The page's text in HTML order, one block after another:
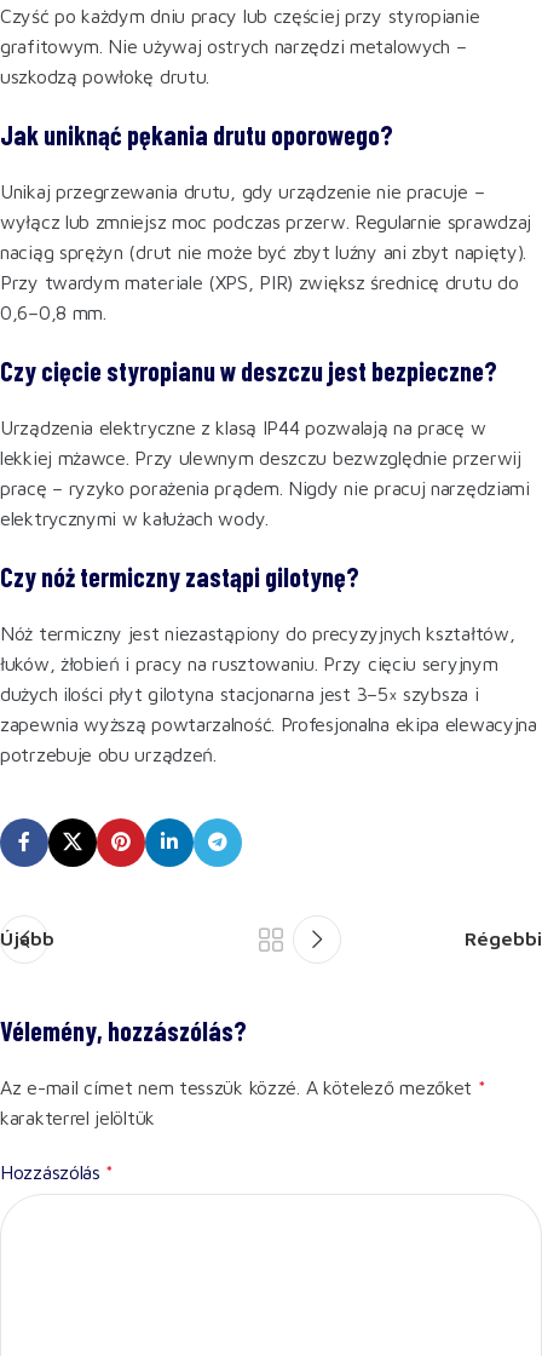
Czyść po każdym dniu pracy lub częściej przy styropianie
grafitowym. Nie używaj ostrych narzędzi metalowych –
uszkodzą powłokę drutu.
Jak uniknąć pękania drutu oporowego?
Unikaj przegrzewania drutu, gdy urządzenie nie pracuje –
wyłącz lub zmniejsz moc podczas przerw. Regularnie sprawdzaj
naciąg sprężyn (drut nie może być zbyt luźny ani zbyt napięty).
Przy twardym materiale (XPS, PIR) zwiększ średnicę drutu do
0,6–0,8 mm.
Czy cięcie styropianu w deszczu jest bezpieczne?
Urządzenia elektryczne z klasą IP44 pozwalają na pracę w
lekkiej mżawce. Przy ulewnym deszczu bezwzględnie przerwij
pracę – ryzyko porażenia prądem. Nigdy nie pracuj narzędziami
elektrycznymi w kałużach wody.
Czy nóż termiczny zastąpi gilotynę?
Nóż termiczny jest niezastąpiony do precyzyjnych kształtów,
łuków, żłobień i pracy na rusztowaniu. Przy cięciu seryjnym
dużych ilości płyt gilotyna stacjonarna jest 3–5× szybsza i
zapewnia wyższą powtarzalność. Profesjonalna ekipa elewacyjna
potrzebuje obu urządzeń.
Újabb Régebbi
Vélemény, hozzászólás?
Az e-mail címet nem tesszük közzé. A kötelező mezőket *
karakterrel jelöltük
Hozzászólás *